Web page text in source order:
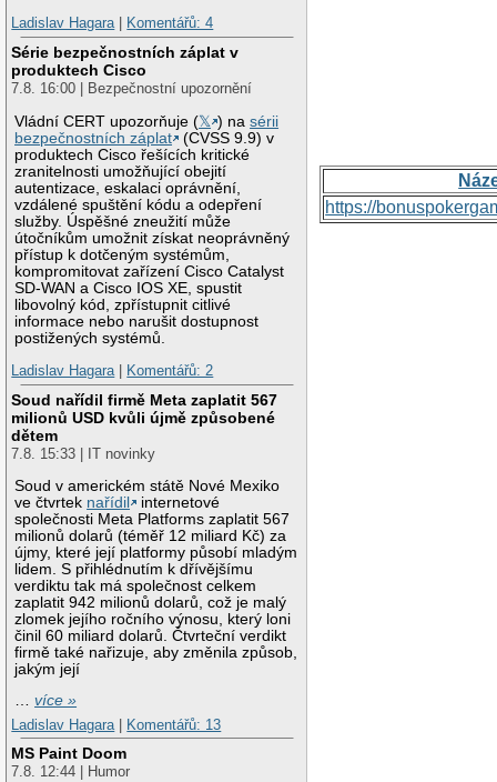
Ladislav Hagara| Komentářů: 4
Série bezpečnostních záplat v
produktech Cisco
7.8. 16:00 | Bezpečnostní upozornění
Vládní CERT upozorňuje (𝕏 ) nasérii
bezpečnostních záplat
(CVSS 9.9) v
produktech Cisco řešících kritické
zranitelnosti umožňující obejití
autentizace, eskalaci oprávnění,
vzdálené spuštění kódu a odepření
služby. Úspěšné zneužití může
útočníkům umožnit získat neoprávněný
přístup k dotčeným systémům,
kompromitovat zařízení Cisco Catalyst
SD-WAN a Cisco IOS XE, spustit
libovolný kód, zpřístupnit citlivé
informace nebo narušit dostupnost
postižených systémů.
Ladislav Hagara| Komentářů: 2
Soud nařídil firmě Meta zaplatit 567
milionů USD kvůli újmě způsobené
dětem
7.8. 15:33 | IT novinky
Soud v americkém státě Nové Mexiko
ve čtvrtek nařídil
internetové
společnosti Meta Platforms zaplatit 567
milionů dolarů (téměř 12 miliard Kč) za
újmy, které její platformy působí mladým
lidem. S přihlédnutím k dřívějšímu
verdiktu tak má společnost celkem
zaplatit 942 milionů dolarů, což je malý
zlomek jejího ročního výnosu, který loni
činil 60 miliard dolarů. Čtvrteční verdikt
firmě také nařizuje, aby změnila způsob,
jakým její
…více »
Ladislav Hagara
Komentářů: 13
MS Paint Doom
7.8. 12:44 | Humor
https://